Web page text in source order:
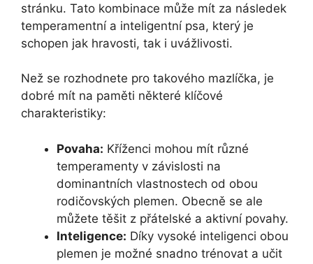
stránku. Tato kombinace může mít za následek
temperamentní a inteligentní psa, který je
schopen jak hravosti, tak i uvážlivosti.
Než se rozhodnete pro takového mazlíčka, je
dobré mít na paměti některé klíčové
charakteristiky:
Povaha: Kříženci mohou mít různé
temperamenty v závislosti na
dominantních vlastnostech od obou
rodičovských plemen. Obecně se ale
můžete těšit z přátelské a aktivní povahy.
Inteligence: Díky vysoké inteligenci obou
plemen je možné snadno trénovat a učit